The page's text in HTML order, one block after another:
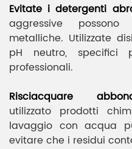
Evitate i detergenti
aggressive
metalliche. Utilizzate
pH neutro, specifici
professionali.
Risciacquare
utilizzato prodotti
lavaggio con acqua
evitare che i residui